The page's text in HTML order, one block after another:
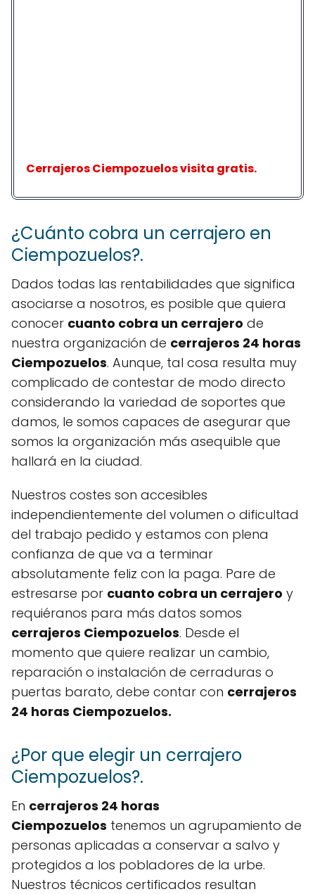
Cerrajeros Ciempozuelos visita gratis.
¿Cuánto cobra un cerrajero en
Ciempozuelos?.
Dados todas las rentabilidades que significa
asociarse a nosotros, es posible que quiera
conocer cuanto cobra un cerrajero de
nuestra organización de cerrajeros 24 horas
Ciempozuelos. Aunque, tal cosa resulta muy
complicado de contestar de modo directo
considerando la variedad de soportes que
damos, le somos capaces de asegurar que
somos la organización más asequible que
hallará en la ciudad.
Nuestros costes son accesibles
independientemente del volumen o dificultad
del trabajo pedido y estamos con plena
confianza de que va a terminar
absolutamente feliz con la paga. Pare de
estresarse por cuanto cobra un cerrajero y
requiéranos para más datos somos
cerrajeros Ciempozuelos. Desde el
momento que quiere realizar un cambio,
reparación o instalación de cerraduras o
puertas barato, debe contar con cerrajeros
24 horas Ciempozuelos.
¿Por que elegir un cerrajero
Ciempozuelos?.
En cerrajeros 24 horas
Ciempozuelos tenemos un agrupamiento de
personas aplicadas a conservar a salvo y
protegidos a los pobladores de la urbe.
Nuestros técnicos certificados resultan